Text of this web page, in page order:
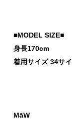
■MODEL SIZE■
身長170cm
着用サイズ 34サ
MāW